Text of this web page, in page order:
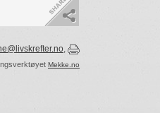
,
Mekke.no